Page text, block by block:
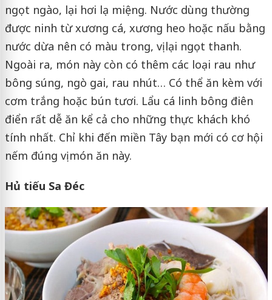
ngọt ngào, lại hơi lạ miệng. Nước dùng thường
được ninh từ xương cá, xương heo hoặc nấu bằng
nước dừa nên có màu trong, vị lại ngọt thanh.
Ngoài ra, món này còn có thêm các loại rau như
bông súng, ngò gai, rau nhút… Có thể ăn kèm với
cơm trắng hoặc bún tươi. Lẩu cá linh bông điên
điển rất dễ ăn kể cả cho những thực khách khó
tính nhất. Chỉ khi đến miền Tây bạn mới có cơ hội
nếm đúng vị món ăn này.
Hủ tiếu Sa Đéc